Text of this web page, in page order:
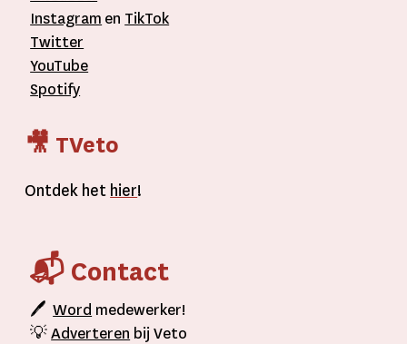
Instagram en TikTok
Twitter
YouTube
Spotify
🎥 TVeto
Ontdek het hier!
📬 Contact
🖊Word medewerker!
💡Adverteren bij Veto